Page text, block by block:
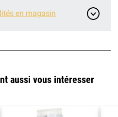
en magasin
aussi vous intéresser